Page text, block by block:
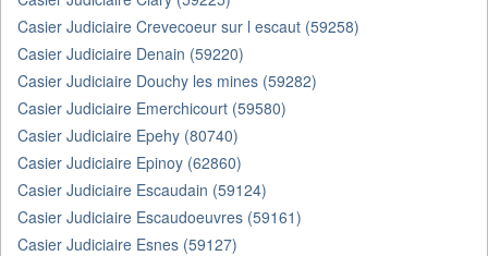
Casier Judiciaire Crevecoeur sur l escaut (59258)
Casier Judiciaire Denain (59220)
Casier Judiciaire Douchy les mines (59282)
Casier Judiciaire Emerchicourt (59580)
Casier Judiciaire Epehy (80740)
Casier Judiciaire Epinoy (62860)
Casier Judiciaire Escaudain (59124)
Casier Judiciaire Escaudoeuvres (59161)
Casier Judiciaire Esnes (59127)